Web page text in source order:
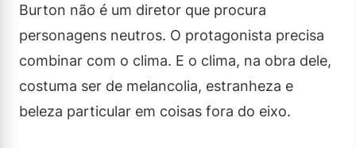
Burton não é um diretor que procura
personagens neutros. O protagonista precisa
combinar com o clima. E o clima, na obra dele,
costuma ser de melancolia, estranheza e
beleza particular em coisas fora do eixo.